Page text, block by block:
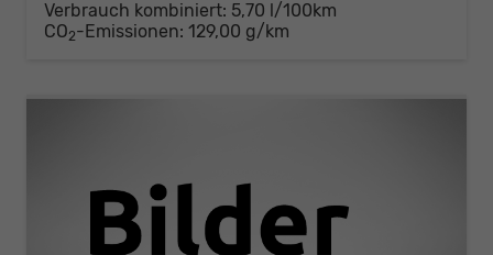
Verbrauch kombiniert: 5,70 l/100km
CO2-Emissionen: 129,00 g/km